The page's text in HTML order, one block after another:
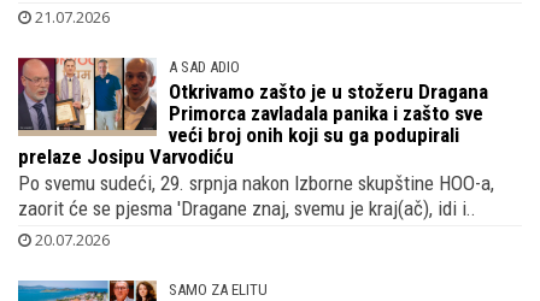
21.07.2026
A SAD ADIO
Otkrivamo zašto je u stožeru Dragana
Primorca zavladala panika i zašto sve
veći broj onih koji su ga podupirali
prelaze Josipu Varvodiću
Po svemu sudeći, 29. srpnja nakon Izborne skupštine HOO-a,
zaorit će se pjesma 'Dragane znaj, svemu je kraj(ač), idi i..
20.07.2026
SAMO ZA ELITU